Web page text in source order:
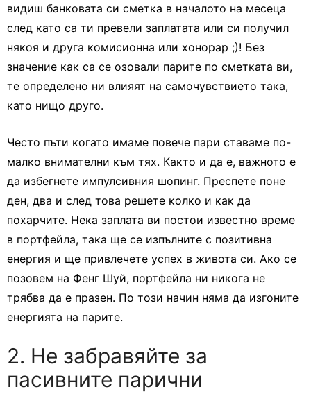
видиш банковата си сметка в началото на месеца
след като са ти превели заплатата или си получил
някоя и друга комисионна или хонорар ;)! Без
значение как са се озовали парите по сметката ви,
те определено ни влияят на самочувствието така,
като нищо друго.
Често пъти когато имаме повече пари ставаме по-
малко внимателни към тях. Както и да е, важното е
да избегнете импулсивния шопинг. Преспете поне
ден, два и след това решете колко и как да
похарчите. Нека заплата ви постои известно време
в портфейла, така ще се изпълните с позитивна
енергия и ще привлечете успех в живота си. Ако се
позовем на Фенг Шуй, портфейла ни никога не
трябва да е празен. По този начин няма да изгоните
енергията на парите.
2. Не забравяйте за
пасивните парични